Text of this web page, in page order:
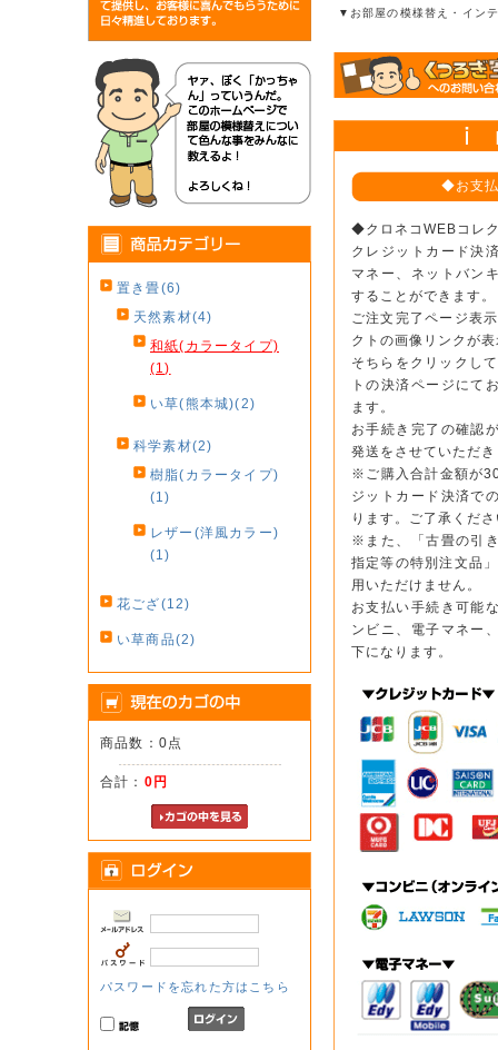
置き畳(6)
天然素材(4)
和紙(カラータイプ)
(1)
い草(熊本城)(2)
科学素材(2)
樹脂(カラータイプ)
(1)
レザー(洋風カラー)
(1)
花ござ(12)
い草商品(2)
商品数：0点
合計： 0円
パスワードを忘れた方はこちら
▼お部屋の模様替え・イン
◆お支
◆クロネコWEBコレ
クレジットカード決
マネー、ネットバン
することができます。
ご注文完了ページ表
クトの画像リンクが
そちらをクリックし
トの決済ページにて
ます。
お手続き完了の確認
発送をさせていただ
※ご購入合計金額が
ジットカード決済で
ります。ご了承くだ
※また、「古畳の引
指定等の特別注文品
用いただけません。
お支払い手続き可能
ンビニ、電子マネー
下になります。